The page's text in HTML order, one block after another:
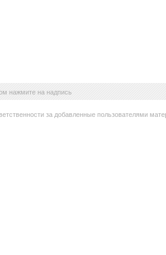
нажмите на надпись
за добавленные пользователями